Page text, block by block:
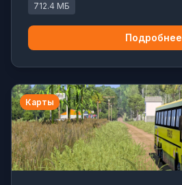
712.4 МБ
Подробнее
Карты